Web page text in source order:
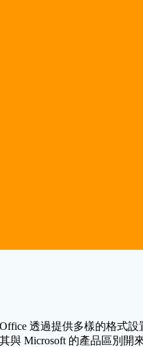
透過提供多樣的格式
Microsoft 的產品區別開